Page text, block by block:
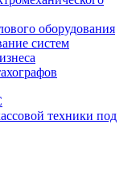
оборудования
систем
техники под